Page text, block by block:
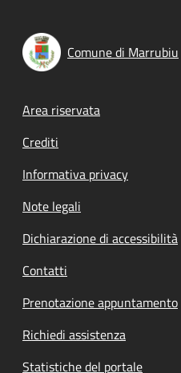
Comune di Marrubiu
Footer menu
Area riservata
Crediti
Informativa privacy
Note legali
Dichiarazione di accessibilità
Contatti
Prenotazione appuntamento
Richiedi assistenza
Statistiche del portale